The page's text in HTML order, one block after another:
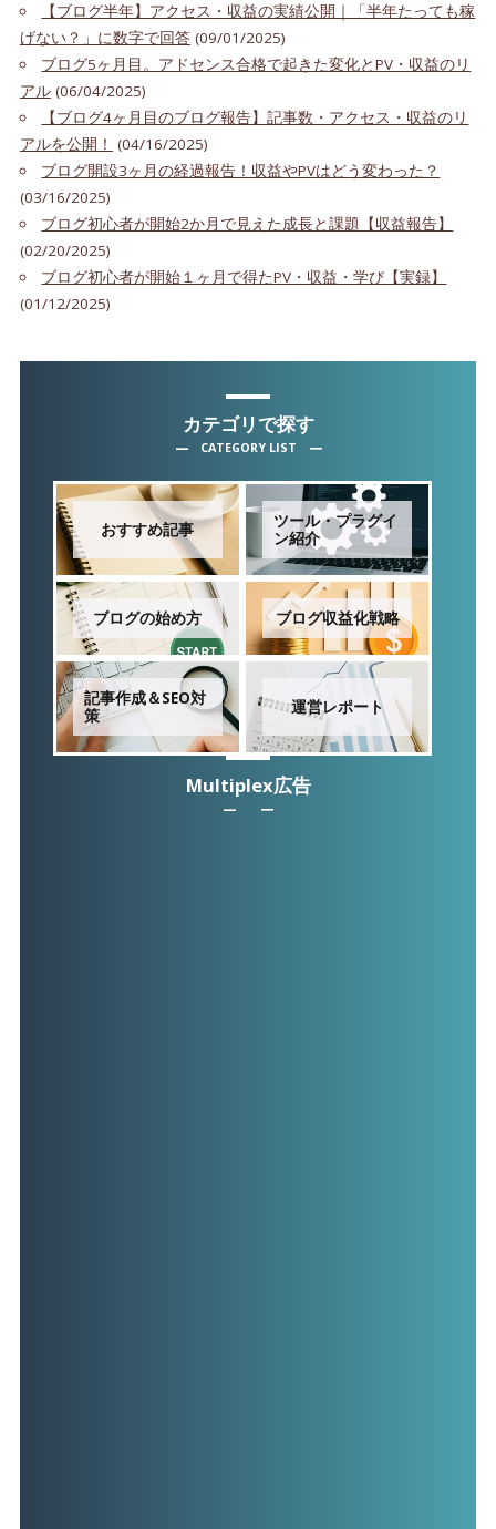
【ブログ半年】アクセス・収益の実績公開｜「半年たっても稼
げない？」に数字で回答(09/01/2025)
ブログ5ヶ月目。アドセンス合格で起きた変化とPV・収益のリ
アル(06/04/2025)
【ブログ4ヶ月目のブログ報告】記事数・アクセス・収益のリ
アルを公開！ (04/16/2025)
ブログ開設3ヶ月の経過報告！収益やPVはどう変わった？
(03/16/2025)
ブログ初心者が開始2か月で見えた成長と課題【収益報告】
(02/20/2025)
ブログ初心者が開始１ヶ月で得たPV・収益・学び【実録】
(01/12/2025)
カテゴリで探す
CATEGORY LIST
おすすめ記事
ツール・プラグイ
ン紹介
ブログの始め方 ブログ収益化戦略
記事作成＆SEO対
策
運営レポート
Multiplex広告